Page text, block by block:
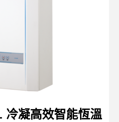
冷凝高效智能恆溫